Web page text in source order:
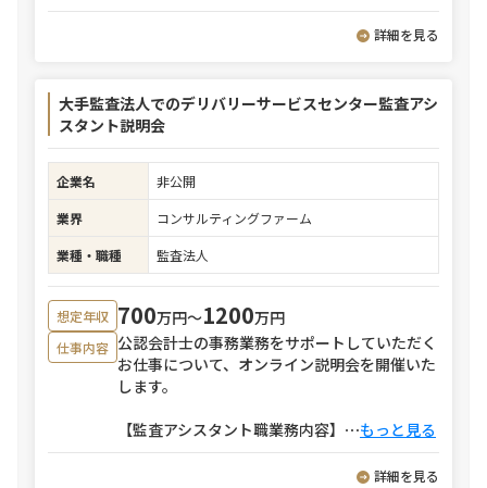
詳細を見る
大手監査法人でのデリバリーサービスセンター監査アシ
スタント説明会
企業名
非公開
業界
コンサルティングファーム
業種・職種
監査法人
想定年収 700万円〜1200万円
仕事内容 公認会計士の事務業務をサポートしていただく
お仕事について、オンライン説明会を開催いた
します。
【監査アシスタント職業務内容】 ⋯もっと見る
詳細を見る